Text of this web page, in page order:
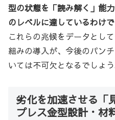
型の状態を「読み解く」能
のレベルに達しているわけで
これらの兆候をデータとし
組みの導入が、今後のパン
いては不可欠となるでしょう
劣化を加速させる「
プレス金型設計・材